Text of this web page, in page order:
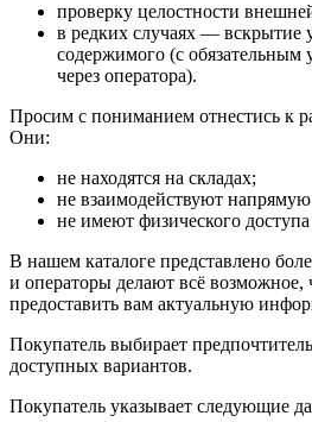
проверку целостности
в редких случаях — вскрытие
содержимого (с обязательным
через оператора).
Просим с пониманием отнестись к
Они:
не находятся на складах;
не взаимодействуют
не имеют физического
В нашем каталоге представлено
и операторы делают всё возможное,
предоставить вам актуальную
Покупатель выбирает
доступных вариантов.
Покупатель указывает следующие